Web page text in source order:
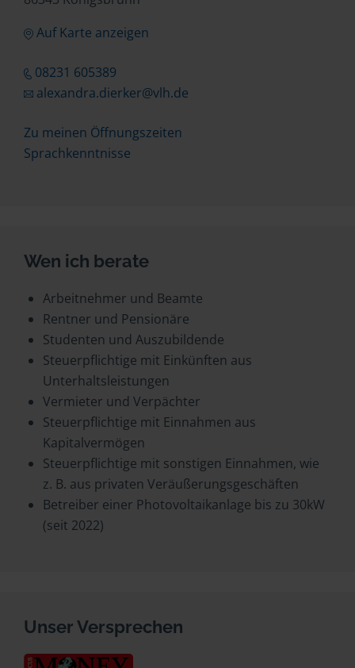
Auf Karte anzeigen
08231 605389
alexandra.dierker@vlh.de
Zu meinen Öffnungszeiten
Sprachkenntnisse
Wen ich berate
Arbeitnehmer und Beamte
Rentner und Pensionäre
Studenten und Auszubildende
Steuerpflichtige mit Einkünften aus
Unterhaltsleistungen
Vermieter und Verpächter
Steuerpflichtige mit Einnahmen aus
Kapitalvermögen
Steuerpflichtige mit sonstigen Einnahmen, wie
z. B. aus privaten Veräußerungsgeschäften
Betreiber einer Photovoltaikanlage bis zu 30kW
(seit 2022)
Unser Versprechen